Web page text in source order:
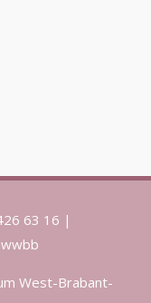
63 16 |
West-Brabant-